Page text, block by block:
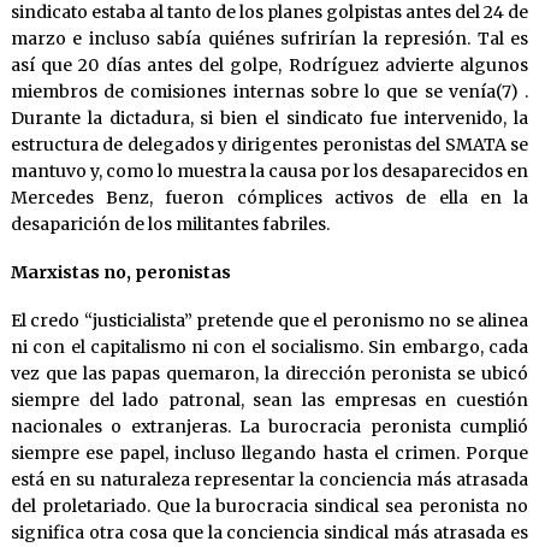
sindicato estaba al tanto de los planes golpistas antes del 24 de
marzo e incluso sabía quiénes sufrirían la represión. Tal es
así que 20 días antes del golpe, Rodríguez advierte algunos
miembros de comisiones internas sobre lo que se venía(7) .
Durante la dictadura, si bien el sindicato fue intervenido, la
estructura de delegados y dirigentes peronistas del SMATA se
mantuvo y, como lo muestra la causa por los desaparecidos en
Mercedes Benz, fueron cómplices activos de ella en la
desaparición de los militantes fabriles.
Marxistas no, peronistas
El credo “justicialista” pretende que el peronismo no se alinea
ni con el capitalismo ni con el socialismo. Sin embargo, cada
vez que las papas quemaron, la dirección peronista se ubicó
siempre del lado patronal, sean las empresas en cuestión
nacionales o extranjeras. La burocracia peronista cumplió
siempre ese papel, incluso llegando hasta el crimen. Porque
está en su naturaleza representar la conciencia más atrasada
del proletariado. Que la burocracia sindical sea peronista no
significa otra cosa que la conciencia sindical más atrasada es